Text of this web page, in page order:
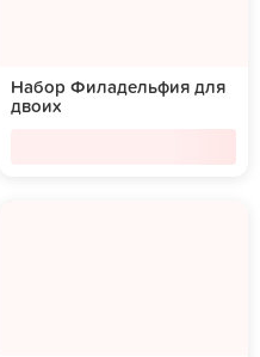
Набор Филадельфия для
двоих